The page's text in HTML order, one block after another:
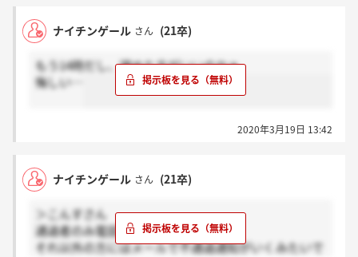
ナイチンゲール さん (21卒)
もう14時だし、諦めた方がいいのかぁ
悔しい…
2020年3月19日 13:42
ナイチンゲール さん (21卒)
＞こんすさん
通過者のみ電話
それ以外の方にはメールで不通過通知がいくみたいで